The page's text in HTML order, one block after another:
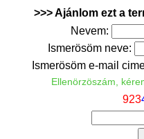
>>> Ajánlom ezt a
Nevem:
Ismerösöm neve:
Ismerösöm e-mail
Ellenörzöszám,
923